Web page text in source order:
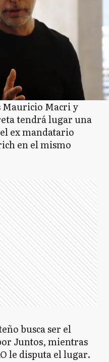
Mauricio Macri y
tendrá lugar una
ex mandatario
en el mismo
busca ser el
Juntos, mientras
le disputa el lugar.